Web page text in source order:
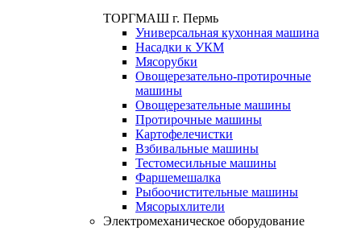
ТОРГМАШ г. Пермь
Универсальная кухонная машина
Насадки к УКМ
Мясорубки
Овощерезательно-протирочные
машины
Овощерезательные машины
Протирочные машины
Картофелечистки
Взбивальные машины
Тестомесильные машины
Фаршемешалка
Рыбоочистительные машины
Мясорыхлители
Электромеханическое оборудование